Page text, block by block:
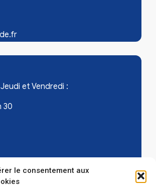
le consentement aux
et Vendredi :
30
et 3ème de chaque mois :